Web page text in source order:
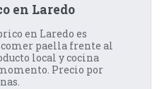
en Laredo
en Laredo es
paella frente al
local y cocina
Precio por